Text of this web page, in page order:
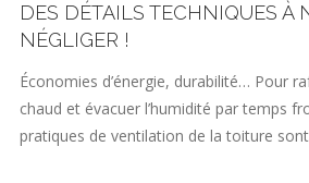
DES DÉTAILS TECHNIQUES À
NÉGLIGER !
Économies d’énergie, durabilité… Pour
chaud et évacuer l’humidité par temps
pratiques de ventilation de la toiture